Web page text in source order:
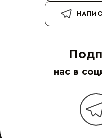
нас в